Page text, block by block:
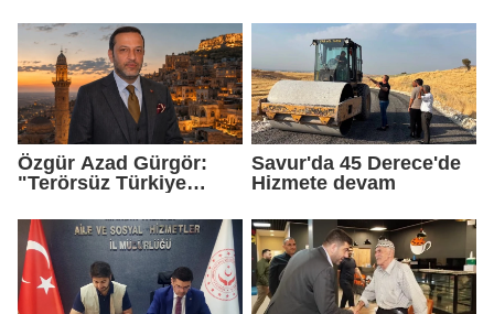
Geldik"
Özgür Azad Gürgör:
"Terörsüz Türkiye
Turizmi İçin Yeni Bir
Dönemin Başlangıcıdır"
Savur'da 45 Derece'de
Hizmete devam